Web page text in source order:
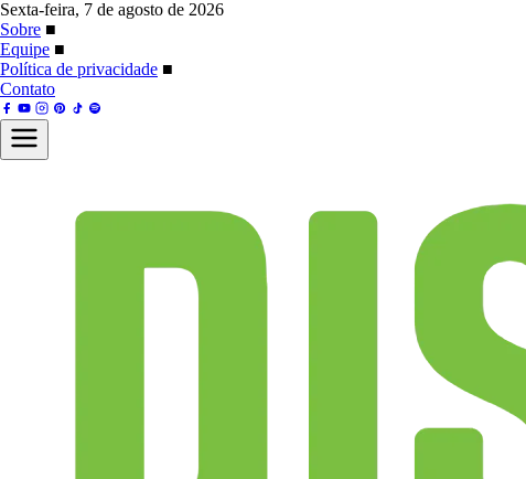
Sexta-feira, 7 de agosto de 2026
Sobre ■
Equipe ■
Política de privacidade ■
Contato